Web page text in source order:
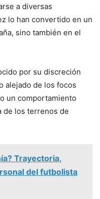
a diversas
lo han convertido en un
sino también en el
por su discreción
alejado de los focos
un comportamiento
de los terrenos de
Trayectoria,
del futbolista